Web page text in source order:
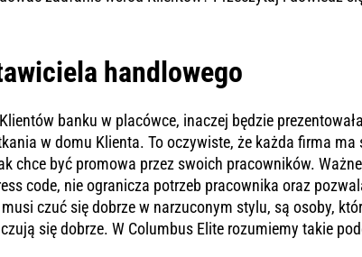
handlowego
banku w placówce, inaczej będzie
w domu Klienta. To oczywiste, że każda firma ma
chce być promowa przez swoich pracowników.
code, nie ogranicza potrzeb pracownika oraz
czuć się dobrze w narzuconym stylu, są osoby,
się dobrze. W Columbus Elite rozumiemy takie